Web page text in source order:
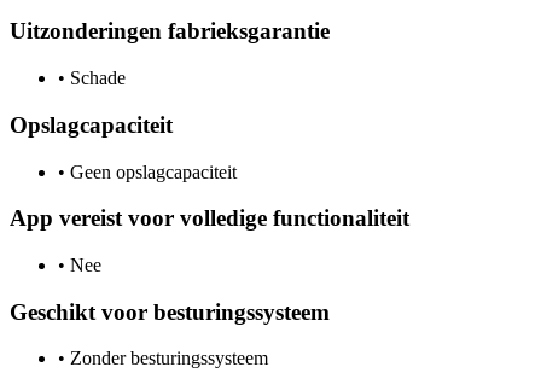
Uitzonderingen fabrieksgarantie
• Schade
Opslagcapaciteit
• Geen opslagcapaciteit
App vereist voor volledige functionaliteit
• Nee
Geschikt voor besturingssysteem
• Zonder besturingssysteem